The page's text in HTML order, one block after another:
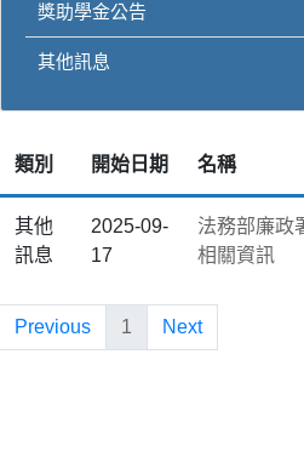
獎助學金公告
其他訊息
類別 開始日期 名稱
其他
訊息
2025-09-
17
法務部廉政
相關資訊
Previous 1 Next